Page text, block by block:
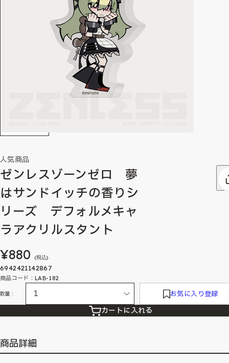
人気商品
ゼンレスゾーンゼロ 夢
はサンドイッチの香りシ
リーズ デフォルメキャ
ラアクリルスタント
¥880 (税込)
6942421142867
商品コード：LAB-182
数量： お気に入り登録
カートに入れる
商品詳細